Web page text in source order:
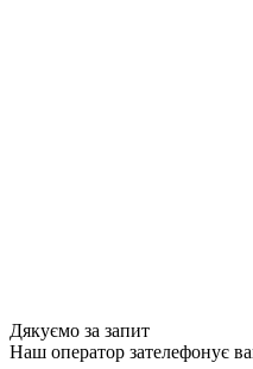
Дякуємо за запит
Наш оператор зателефонує